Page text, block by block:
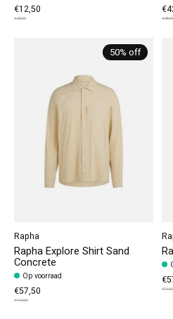
€12,50
€25,00 €85,00
50% off
Rapha
Rapha Explore Shirt Sand
Concrete
Op voorraad
€57,50
€115,00